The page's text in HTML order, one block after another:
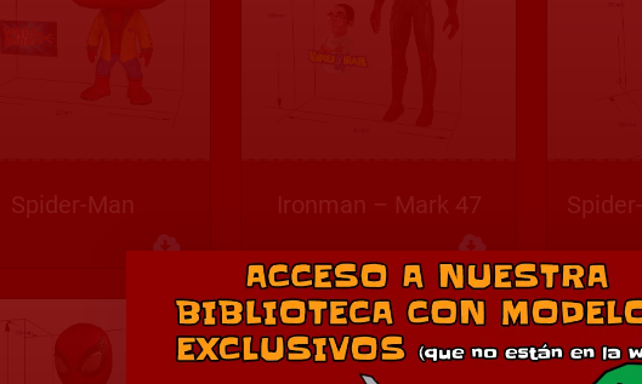
Spider-Man Ironman – Mark 47